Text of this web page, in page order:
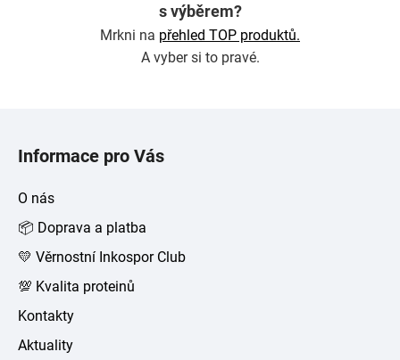
s výběrem?
Mrkni na přehled TOP produktů.
A vyber si to pravé.
Informace pro Vás
O nás
📦 Doprava a platba
💛 Věrnostní Inkospor Club
💯 Kvalita proteinů
Kontakty
Aktuality